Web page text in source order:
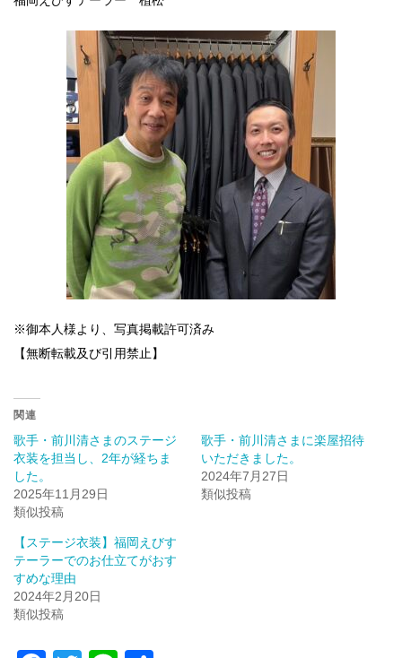
※御本人様より、写真掲載許可済み
【無断転載及び引用禁止】
関連
歌手・前川清さまのステージ
衣装を担当し、2年が経ちま
した。
2025年11月29日
類似投稿
歌手・前川清さまに楽屋招待
いただきました。
2024年7月27日
類似投稿
【ステージ衣装】福岡えびす
テーラーでのお仕立てがおす
すめな理由
2024年2月20日
類似投稿